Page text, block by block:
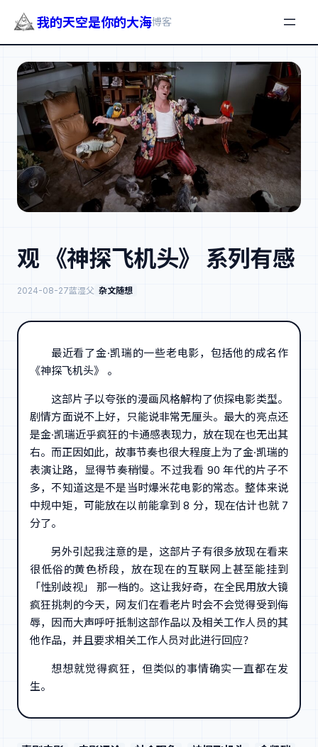
我的天空是你的大海博客
观 《神探飞机头》 系列有感
2024-08-27蓝湿父 杂文随想
最近看了金·凯瑞的一些老电影，包括他的成名作
《神探飞机头》 。
这部片子以夸张的漫画风格解构了侦探电影类型。
剧情方面说不上好，只能说非常无厘头。最大的亮点还
是金·凯瑞近乎疯狂的卡通感表现力，放在现在也无出其
右。而正因如此，故事节奏也很大程度上为了金·凯瑞的
表演让路，显得节奏稍慢。不过我看 90 年代的片子不
多，不知道这是不是当时爆米花电影的常态。整体来说
中规中矩，可能放在以前能拿到 8 分，现在估计也就 7
分了。
另外引起我注意的是，这部片子有很多放现在看来
很低俗的黄色桥段，放在现在的互联网上甚至能挂到
「性别歧视」 那一档的。这让我好奇，在全民用放大镜
疯狂挑刺的今天，网友们在看老片时会不会觉得受到侮
辱，因而大声呼吁抵制这部作品以及相关工作人员的其
他作品，并且要求相关工作人员对此进行回应？
想想就觉得疯狂，但类似的事情确实一直都在发
生。